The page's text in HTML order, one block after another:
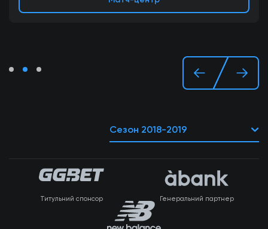
Сезон 2018-2019
Титульний спонсор Генеральний партнер